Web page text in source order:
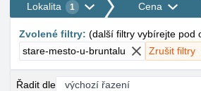
Lokalita 1 Cena
Zvolené filtry: (další filtry vybírejte pod
stare-mesto-u-bruntalu
Zrušit filtry
Řadit dle